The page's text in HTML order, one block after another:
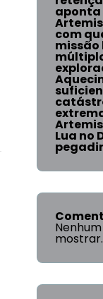
aponta
com
missão
Lua no
mostrar.